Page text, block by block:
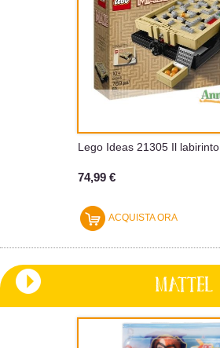
Lego Ideas 21305 Il labirinto
74,99 €
ACQUISTA ORA
MATTEL